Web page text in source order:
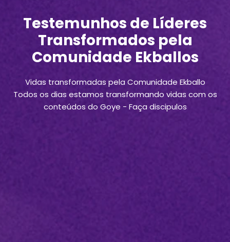
Testemunhos de Líderes
Transformados pela
Comunidade Ekballos
Vidas transformadas pela Comunidade Ekballo
Todos os dias estamos transformando vidas com os
conteúdos do Goye - Faça discipulos